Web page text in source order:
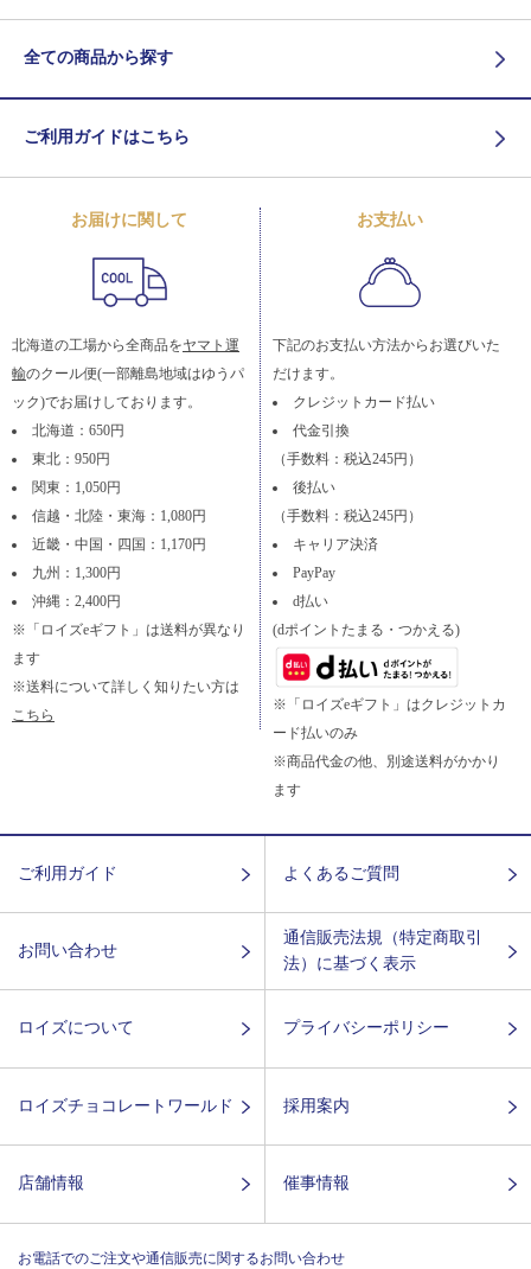
全ての商品から探す
ご利用ガイドはこちら
お届けに関して
北海道の工場から全商品をヤマト運
輸のクール便(一部離島地域はゆうパ
ック)でお届けしております。
北海道：650円
東北：950円
関東：1,050円
信越・北陸・東海：1,080円
近畿・中国・四国：1,170円
九州：1,300円
沖縄：2,400円
※「ロイズeギフト」は送料が異なり
ます
※送料について詳しく知りたい方は
こちら
お支払い
下記のお支払い方法からお選びいた
だけます。
クレジットカード払い
代金引換
（手数料：税込245円）
後払い
（手数料：税込245円）
キャリア決済
PayPay
d払い
(dポイントたまる・つかえる)
※「ロイズeギフト」はクレジットカ
ード払いのみ
※商品代金の他、別途送料がかかり
ます
ご利用ガイド よくあるご質問
お問い合わせ
通信販売法規（特定商取引
法）に基づく表示
ロイズについて プライバシーポリシー
ロイズチョコレートワールド 採用案内
店舗情報 催事情報
お電話でのご注文や通信販売に関するお問い合わせ